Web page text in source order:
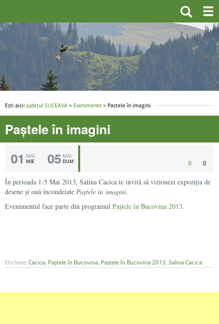
Ești aici: Județul SUCEAVA > Evenimente > Paștele în imagini
Paștele în imagini
01
MAI
MIE
05 MAI
DUM
0 0
În perioada 1-5 Mai 2013, Salina Cacica te invită să vizionezi expoziția de
desene și ouă încondeiate Paștele în imagini.
Evenimentul face parte din programul Paștele în Bucovina 2013.
Etichete: Cacica, Paștele în Bucovina, Paștele în Bucovina 2013, Salina Cacica